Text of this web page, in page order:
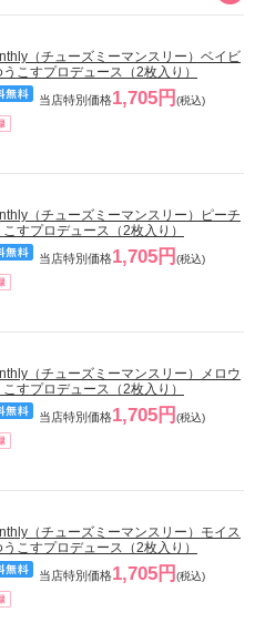
（チューズミーマンスリー）ベイビ
こすプロデュース（2枚入り）
当店特別価格1,705円 (税込)
（チューズミーマンスリー）ピーチ
すプロデュース（2枚入り）
当店特別価格1,705円 (税込)
（チューズミーマンスリー）メロウ
すプロデュース（2枚入り）
当店特別価格1,705円 (税込)
（チューズミーマンスリー）モイス
うこすプロデュース（2枚入り）
当店特別価格1,705円 (税込)